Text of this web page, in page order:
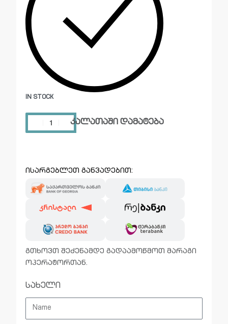
IN STOCK
კალათაში დამატება
ისარგებლეთ განვადებით:
გთხოვთ შეძენამდე გადაამოწმოთ მარაგი
ოპერატორთან.
სახელი